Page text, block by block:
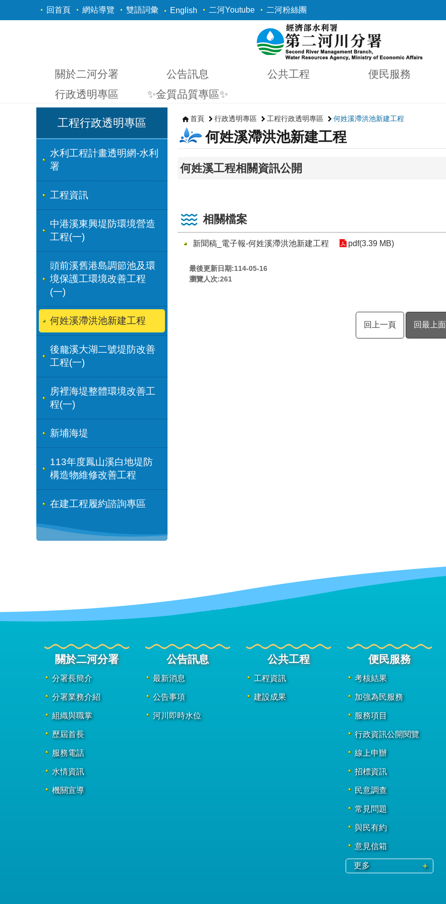
跳到主要內容區塊
回首頁 網站導覽 雙語詞彙 English 二河Youtube 二河粉絲團
關於二河分署 公告訊息 公共工程 便民服務
行政透明專區
✨金質品質專區✨
工程行政透明專區
水利工程計畫透明網-水利
署
工程資訊
中港溪東興堤防環境營造
工程(一)
頭前溪舊港島調節池及環
境保護工環境改善工程
(一)
何姓溪滯洪池新建工程
後龍溪大湖二號堤防改善
工程(一)
房裡海堤整體環境改善工
程(一)
新埔海堤
113年度鳳山溪白地堤防
構造物維修改善工程
在建工程履約諮詢專區
首頁 行政透明專區 工程行政透明專區 何姓溪滯洪池新建工程
何姓溪滯洪池新建工程
何姓溪工程相關資訊公開
相關檔案
新聞稿_電子報-何姓溪滯洪池新建工程 pdf(3.39 MB)
最後更新日期:114-05-16
瀏覽人次:261
回上一頁 回最上面
關於二河分署
分署長簡介
分署業務介紹
組織與職掌
歷屆首長
服務電話
水情資訊
機關宣導
公告訊息
最新消息
公告事項
河川即時水位
公共工程
工程資訊
建設成果
便民服務
考核結果
加強為民服務
服務項目
行政資訊公開閱覽
線上申辦
招標資訊
民意調查
常見問題
與民有約
意見信箱
更多